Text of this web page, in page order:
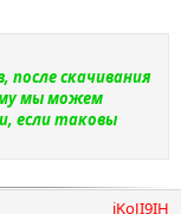
скачивания
мы можем
если таковы
iKoJI9IH